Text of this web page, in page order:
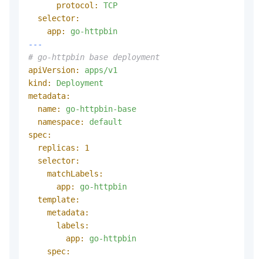
protocol:
TCP
selector:
app:
go-httpbin
---
# go-httpbin base deployment
apiVersion:
apps/v1
kind:
Deployment
metadata:
name:
go-httpbin-base
namespace:
default
spec:
replicas:
1
selector:
matchLabels:
app:
go-httpbin
template:
metadata:
labels:
app:
go-httpbin
spec: